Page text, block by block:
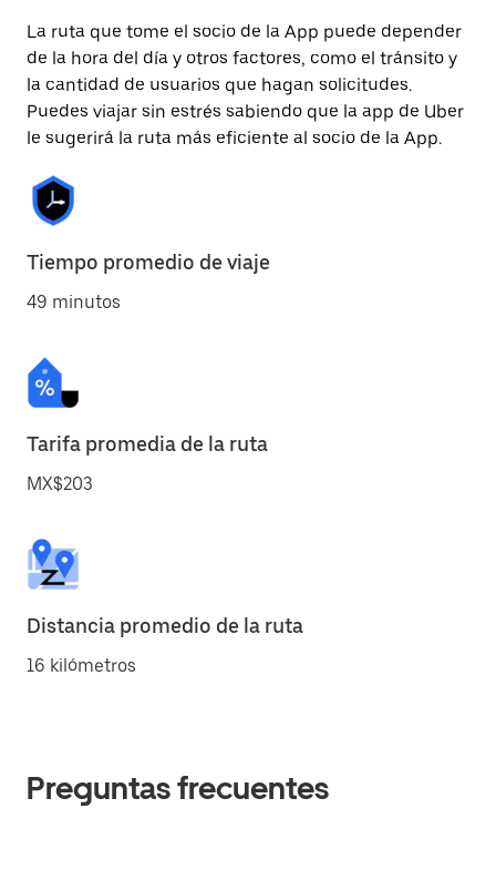
La ruta que tome el socio de la App puede depender
de la hora del día y otros factores, como el tránsito y
la cantidad de usuarios que hagan solicitudes.
Puedes viajar sin estrés sabiendo que la app de Uber
le sugerirá la ruta más eficiente al socio de la App.
Tiempo promedio de viaje
49 minutos
Tarifa promedia de la ruta
MX$203
Distancia promedio de la ruta
16 kilómetros
Preguntas frecuentes